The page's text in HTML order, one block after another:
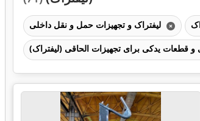
لیفتراک و تجهیزات حمل و نقل داخلی